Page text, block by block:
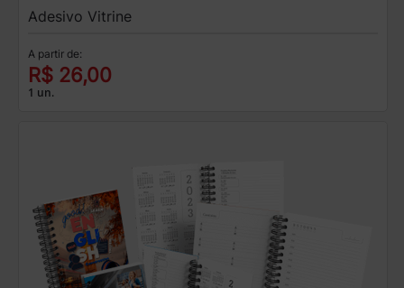
Adesivo Vitrine
A partir de:
R$ 26,00
1 un.